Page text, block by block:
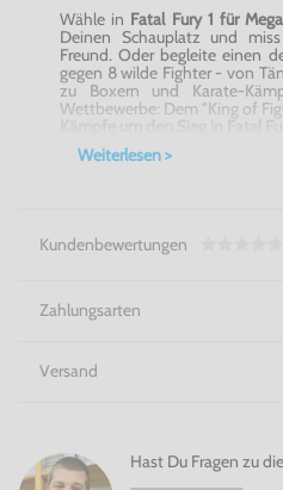
Wähle in Fatal Fury 1 für
Deinen Schauplatz und
Freund. Oder begleite einen
gegen 8 wilde Fighter - von
zu Boxern und Karate-
Wettbewerbe: Dem "King of
Weiterlesen >
Kundenbewertungen
Zahlungsarten
Versand
Hast Du Fragen zu